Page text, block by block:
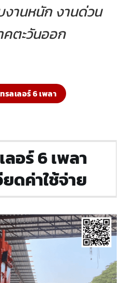
านหนัก งานด่วน
คตะวันออก
รลเลอร์ 6 เพลา
ลอร์ 6 เพลา
ยดค่าใช้จ่าย